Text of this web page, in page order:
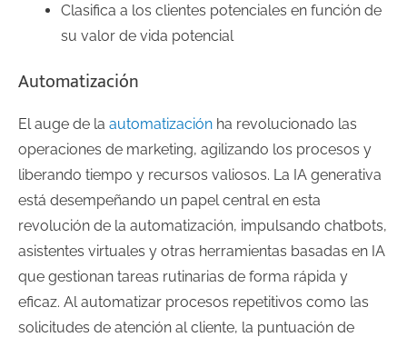
Clasifica a los clientes potenciales en función de
su valor de vida potencial
Automatización
El auge de la automatización ha revolucionado las
operaciones de marketing, agilizando los procesos y
liberando tiempo y recursos valiosos. La IA generativa
está desempeñando un papel central en esta
revolución de la automatización, impulsando chatbots,
asistentes virtuales y otras herramientas basadas en IA
que gestionan tareas rutinarias de forma rápida y
eficaz. Al automatizar procesos repetitivos como las
solicitudes de atención al cliente, la puntuación de